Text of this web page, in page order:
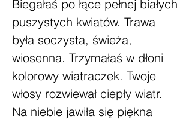
Biegałaś po łące pełnej białych
puszystych kwiatów. Trawa
była soczysta, świeża,
wiosenna. Trzymałaś w dłoni
kolorowy wiatraczek. Twoje
włosy rozwiewał ciepły wiatr.
Na niebie jawiła się piękna